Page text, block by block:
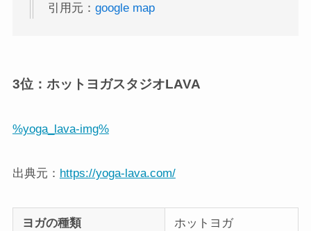
引用元： google map
3位：ホットヨガスタジオLAVA
%yoga_lava-img%
出典元： https://yoga-lava.com/
ヨガの種類 ホットヨガ